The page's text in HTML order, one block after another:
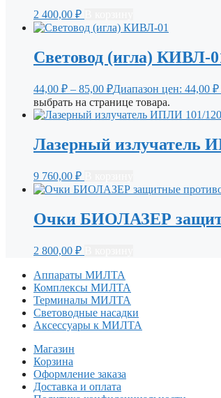
2 400,00 ₽
Световод (игла) КИВЛ-
44,00 ₽ – 85,00 ₽Диапазон цен: 44,00
выбрать на странице товара.
Лазерный излучатель
9 760,00 ₽
Очки БИОЛАЗЕР
2 800,00 ₽
Аппараты МИЛТА
Комплексы МИЛТА
Терминалы МИЛТА
Световодные насадки
Аксессуары к МИЛТА
Магазин
Корзина
Оформление заказа
Доставка и оплата